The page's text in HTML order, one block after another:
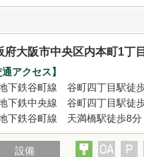
府大阪市中央区内本町1丁
通アクセス】
下鉄谷町線 谷町四丁目駅徒
下鉄中央線 谷町四丁目駅徒
下鉄谷町線 天満橋駅徒歩8分
設備